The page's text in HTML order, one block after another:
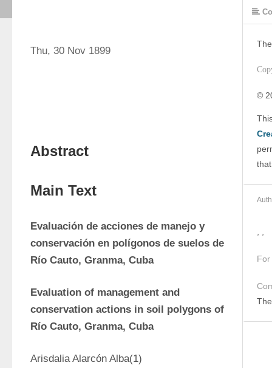
Thu, 30 Nov 1899
Abstract
Main Text
Evaluación de acciones de manejo y
conservación en polígonos de suelos de
Río Cauto, Granma, Cuba
Evaluation of management and
conservation actions in soil polygons of
Río Cauto, Granma, Cuba
Arisdalia Alarcón Alba(1)
©